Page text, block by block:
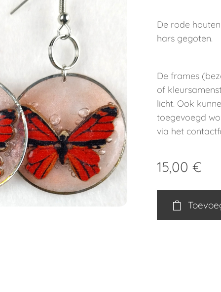
De rode
hars gegoten.
De frames
of
licht. Ook
toegevoegd
via het
15,00 €